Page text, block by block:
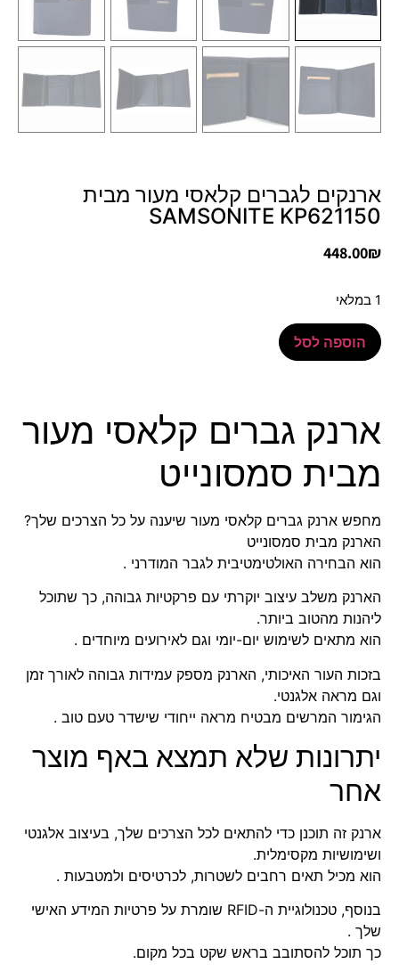
ארנקים לגברים קלאסי מעור מבית
SAMSONITE KP621150
448.00₪
1 במלאי
הוספה לסל
ארנק גברים קלאסי מעור
מבית סמסונייט
מחפש ארנק גברים קלאסי מעור שיענה על כל הצרכים שלך?
הארנק מבית סמסונייט
הוא הבחירה האולטימטיבית לגבר המודרני .
הארנק משלב עיצוב יוקרתי עם פרקטיות גבוהה, כך שתוכל
ליהנות מהטוב ביותר.
הוא מתאים לשימוש יום-יומי וגם לאירועים מיוחדים .
בזכות העור האיכותי, הארנק מספק עמידות גבוהה לאורך זמן
וגם מראה אלגנטי.
הגימור המרשים מבטיח מראה ייחודי שישדר טעם טוב .
יתרונות שלא תמצא באף מוצר
אחר
ארנק זה תוכנן כדי להתאים לכל הצרכים שלך, בעיצוב אלגנטי
ושימושיות מקסימלית.
הוא מכיל תאים רחבים לשטרות, לכרטיסים ולמטבעות .
בנוסף, טכנולוגיית ה-RFID שומרת על פרטיות המידע האישי
שלך .
כך תוכל להסתובב בראש שקט בכל מקום.